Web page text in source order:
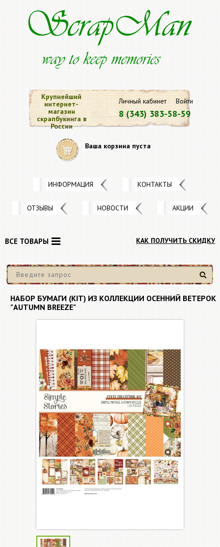
Личный кабинет Войти
8 (343) 383-58-59
Крупнейший
интернет-
магазин
скрапбукинга в
России
Ваша корзина пуста
ИНФОРМАЦИЯ КОНТАКТЫ
ОТЗЫВЫ НОВОСТИ АКЦИИ
КАК ПОЛУЧИТЬ СКИДКУ
Найти
ВСЕ ТОВАРЫ
НАБОР БУМАГИ (KIT) ИЗ КОЛЛЕКЦИИ ОСЕННИЙ ВЕТЕРОК
"AUTUMN BREEZE"